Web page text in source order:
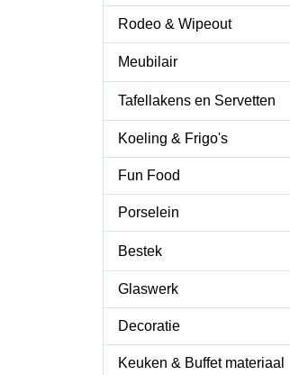
Rodeo & Wipeout
Meubilair
Tafellakens en Servetten
Koeling & Frigo's
Fun Food
Porselein
Bestek
Glaswerk
Decoratie
Keuken & Buffet materiaal